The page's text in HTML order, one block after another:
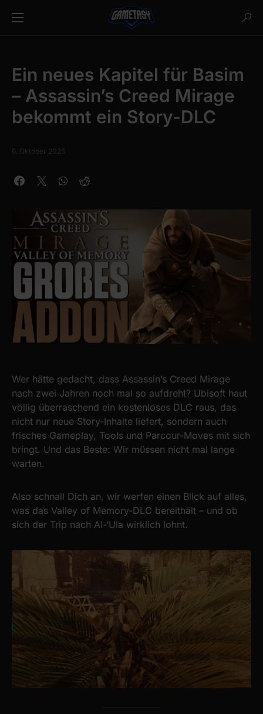
Ein neues Kapitel für Basim
– Assassin’s Creed Mirage
bekommt ein Story-DLC
6. Oktober 2025
Wer hätte gedacht, dass Assassin’s Creed Mirage
nach zwei Jahren noch mal so aufdreht? Ubisoft haut
völlig überraschend ein kostenloses DLC raus, das
nicht nur neue Story-Inhalte liefert, sondern auch
frisches Gameplay, Tools und Parcour-Moves mit sich
bringt. Und das Beste: Wir müssen nicht mal lange
warten.
Also schnall Dich an, wir werfen einen Blick auf alles,
was das Valley of Memory-DLC bereithält – und ob
sich der Trip nach Al-‘Ula wirklich lohnt.